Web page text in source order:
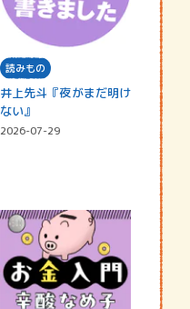
読みもの
井上先斗『夜がまだ明け
ない』
2026-07-29